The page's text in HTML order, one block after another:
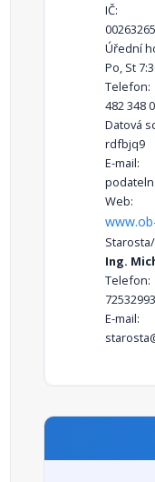
IČ:
00263265
Úřední
Po, St
Telefon:
482 348
Datová
rdfbjq9
E-mail:
Web:
Ing.
Telefon:
E-mail: